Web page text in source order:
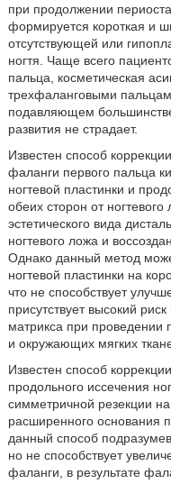
при продолжении
формируется короткая и
отсутствующей или
ногтя. Чаще всего
пальца, косметическая
трехфаланговыми
подавляющем
развития не страдает.
Известен способ
фаланги первого пальца
ногтевой пластинки и
обеих сторон от
эстетического вида
ногтевого ложа и
Однако данный метод
ногтевой пластинки на
что не способствует
присутствует высокий
матрикса при проведении
и окружающих мягких
Известен способ
продольного иссечения
симметричной резекции
расширенного основания
данный способ
но не способствует
фаланги, в результате